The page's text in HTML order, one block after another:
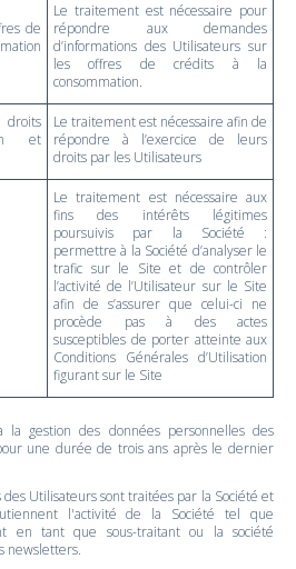
de
Le traitement est nécessaire pour
répondre aux demandes
d’informations des Utilisateurs sur
les offres de crédits à la
consommation.
droits
et
Le traitement est nécessaire afin de
répondre à l’exercice de leurs
droits par les Utilisateurs
Le traitement est nécessaire aux
fins des intérêts légitimes
poursuivis par la Société :
permettre à la Société d’analyser le
trafic sur le Site et de contrôler
l’activité de l’Utilisateur sur le Site
afin de s’assurer que celui-ci ne
procède pas à des actes
susceptibles de porter atteinte aux
Conditions Générales d’Utilisation
figurant sur le Site
la gestion des données personnelles des
une durée de trois ans après le dernier
Utilisateurs sont traitées par la Société et
l'activité de la Société tel que
en tant que sous-traitant ou la société
newsletters.